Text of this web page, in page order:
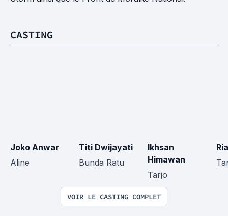
CASTING
Joko Anwar
Aline
Titi Dwijayati
Bunda Ratu
Ikhsan
Himawan
Tarjo
VOIR LE CASTING COMPLET